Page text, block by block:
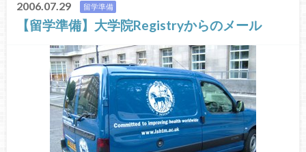
2006.07.29 留学準備
【留学準備】大学院Registryからのメール